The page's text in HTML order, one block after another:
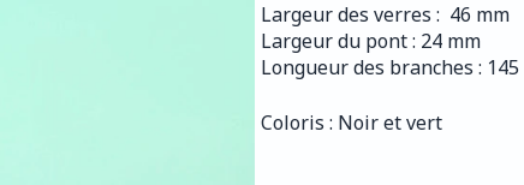
Largeur des verres :  46 mm
Largeur du pont : 24 mm
Longueur des branches :
Coloris : Noir et vert